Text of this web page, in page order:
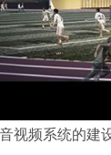
视频系统的建